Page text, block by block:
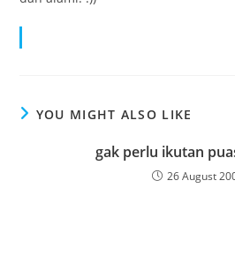
YOU MIGHT ALSO LIKE
gak perlu ikutan
26 August